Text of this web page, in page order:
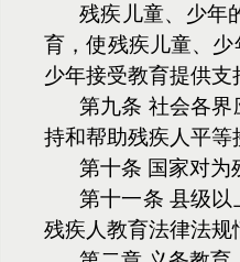
残疾儿童、少年
育，使残疾儿童、
少年接受教育提供支
第九条 社会各
持和帮助残疾人平等
第十条 国家对为
第十一条 县级
残疾人教育法律法规